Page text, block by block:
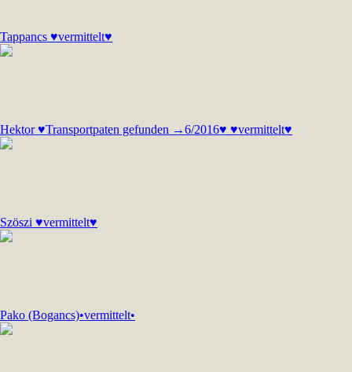
Tappancs ♥vermittelt♥
Hektor ♥Transportpaten gefunden →6/2016♥ ♥vermittelt♥
Szöszi ♥vermittelt♥
Pako (Bogancs)•vermittelt•